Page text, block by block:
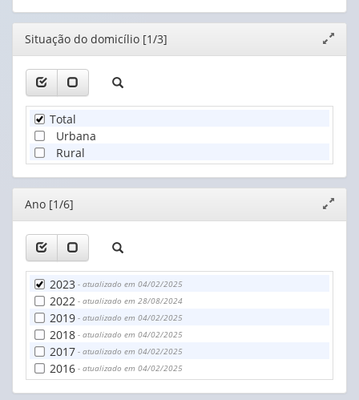
Editor
janela
Situação do domicílio [1/3]
Total
Urbana
Rural
Editor
janela
Ano [1/6]
2023 - atualizado em 04/02/2025
2022 - atualizado em 28/08/2024
2019 - atualizado em 04/02/2025
2018 - atualizado em 04/02/2025
2017 - atualizado em 04/02/2025
2016 - atualizado em 04/02/2025